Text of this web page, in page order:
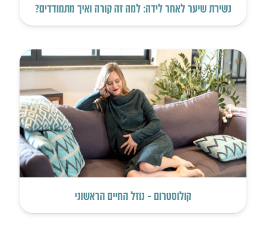
נשירת שיער לאחר לידה: למה זה קורה ואיך מתמודדים?
קולוסטרום – נוזל החיים הראשוני